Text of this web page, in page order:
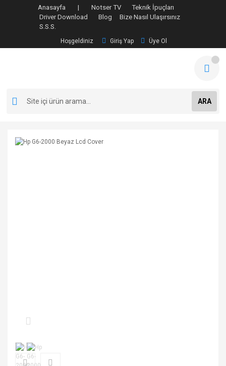
Anasayfa | Notser TV
Teknik İpuçları
Driver Download
Blog
Bize Nasıl Ulaşırsınız
S.S.S.
Hoşgeldiniz Giriş Yap Üye Ol
ARA